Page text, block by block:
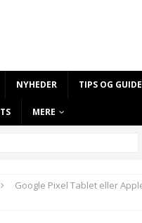
NYHEDER TIPS OG
MERE
Google Pixel Tablet eller